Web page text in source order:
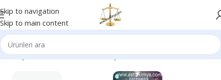
Skip to navigation
Skip to main content
Ana Sayfa Ürünler “sürekli temizleyici” olarak etiketlendi